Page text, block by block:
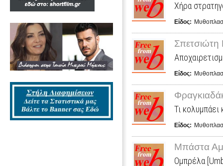
Χήρα
Είδος:
Είδος:
Τι κολυμπάει
Είδος:
Μπάστα
Ομπρέλα